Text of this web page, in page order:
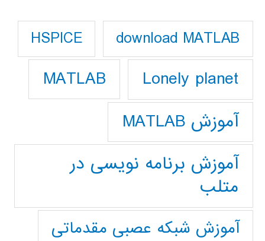
download MATLAB
HSPICE
Lonely planet
MATLAB
آموزش MATLAB
آموزش برنامه نویسی در
متلب
آموزش شبکه عصبی مقدماتی